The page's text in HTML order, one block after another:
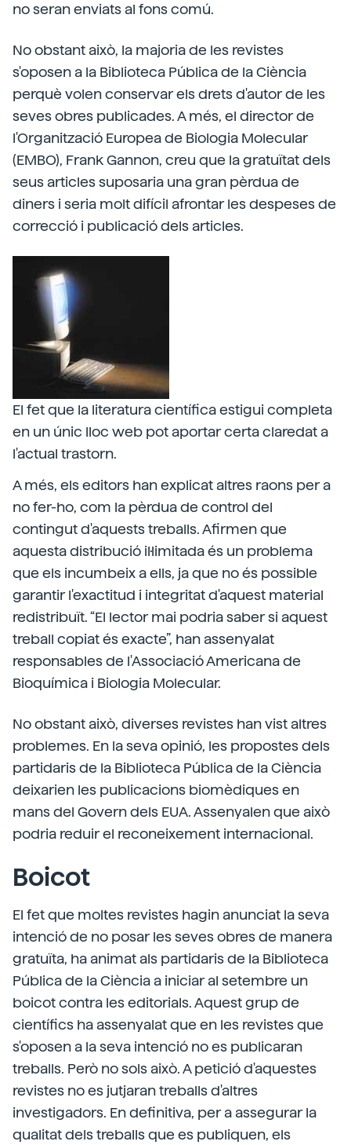
no seran enviats al fons comú.
No obstant això, la majoria de les revistes
s'oposen a la Biblioteca Pública de la Ciència
perquè volen conservar els drets d'autor de les
seves obres publicades. A més, el director de
l'Organització Europea de Biologia Molecular
(EMBO), Frank Gannon, creu que la gratuïtat dels
seus articles suposaria una gran pèrdua de
diners i seria molt difícil afrontar les despeses de
correcció i publicació dels articles.
El fet que la literatura científica estigui completa
en un únic lloc web pot aportar certa claredat a
l'actual trastorn.
A més, els editors han explicat altres raons per a
no fer-ho, com la pèrdua de control del
contingut d'aquests treballs. Afirmen que
aquesta distribució il·limitada és un problema
que els incumbeix a ells, ja que no és possible
garantir l'exactitud i integritat d'aquest material
redistribuït. “El lector mai podria saber si aquest
treball copiat és exacte”, han assenyalat
responsables de l'Associació Americana de
Bioquímica i Biologia Molecular.
No obstant això, diverses revistes han vist altres
problemes. En la seva opinió, les propostes dels
partidaris de la Biblioteca Pública de la Ciència
deixarien les publicacions biomèdiques en
mans del Govern dels EUA. Assenyalen que això
podria reduir el reconeixement internacional.
Boicot
El fet que moltes revistes hagin anunciat la seva
intenció de no posar les seves obres de manera
gratuïta, ha animat als partidaris de la Biblioteca
Pública de la Ciència a iniciar al setembre un
boicot contra les editorials. Aquest grup de
científics ha assenyalat que en les revistes que
s'oposen a la seva intenció no es publicaran
treballs. Però no sols això. A petició d'aquestes
revistes no es jutjaran treballs d'altres
investigadors. En definitiva, per a assegurar la
qualitat dels treballs que es publiquen, els